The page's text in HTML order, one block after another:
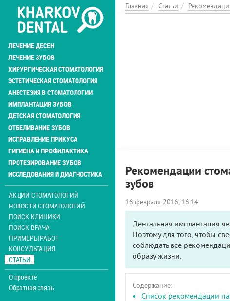
Перейти
основному
содержанию
ЛЕЧЕНИЕ ДЕСЕН
ЛЕЧЕНИЕ ЗУБОВ
ХИРУРГИЧЕСКАЯ СТОМАТОЛОГИЯ
ЭСТЕТИЧЕСКАЯ СТОМАТОЛОГИЯ
АНЕСТЕЗИЯ В СТОМАТОЛОГИИ
ИМПЛАНТАЦИЯ ЗУБОВ
ДЕТСКАЯ СТОМАТОЛОГИЯ
ОТБЕЛИВАНИЕ ЗУБОВ
ИСПРАВЛЕНИЕ ПРИКУСА
ГИГИЕНА И ПРОФИЛАКТИКА
ПРОТЕЗИРОВАНИЕ ЗУБОВ
ИССЛЕДОВАНИЯ И ДИАГНОСТИКА
АКЦИИ СТОМАТОЛОГИЙ
НОВОСТИ СТОМАТОЛОГИЙ
ПОИСК КЛИНИКИ
ПОИСК ВРАЧА
ПРИМЕРЫ РАБОТ
КОНСУЛЬТАЦИЯ
СТАТЬИ
О проекте
Обратная связь
Главная Статьи
Рекомендации
зубов
16 февраля 2016, 16:14
Дентальная имплантация
Поэтому для того, чтобы
соблюдать все
образу жизни.
Содержание:
Список рекомендации